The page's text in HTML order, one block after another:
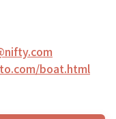
boat.html